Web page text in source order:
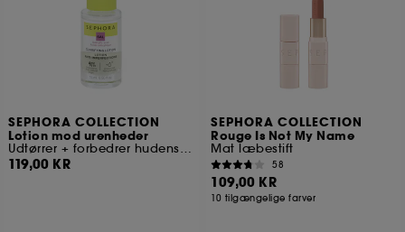
SEPHORA COLLECTION
Lotion mod urenheder
Udtørrer + forbedrer hudens struktur
119,00 KR
SEPHORA COLLECTION
Rouge Is Not My Name
Mat læbestift
58
109,00 KR
10 tilgængelige farver